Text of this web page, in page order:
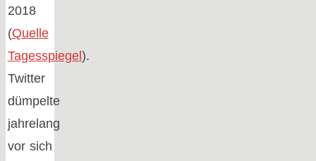
2018
(Quelle
Tagesspiegel ).
Twitter
dümpelte
jahrelang
vor sich